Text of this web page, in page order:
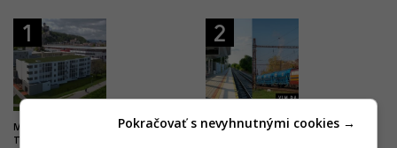
1
Milióny do vyššieho vzdelania.
Trenčín chce byť univerzitným
2
Drastické zlepšenie pre
Pokračovať s nevyhnutnými cookies →